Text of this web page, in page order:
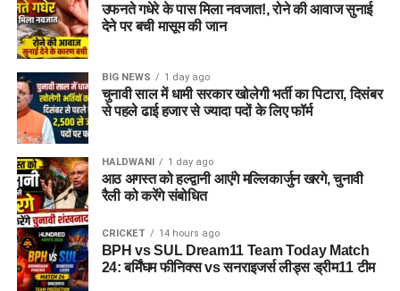
उफनते गधेरे के पास मिला नवजात!, रोने की आवाज सुनाई
देने पर बची मासूम की जान
BIG NEWS 1 day ago
चुनावी साल में धामी सरकार खोलेगी भर्ती का पिटारा, दिसंबर
से पहले ढाई हजार से ज्यादा पदों के लिए फॉर्म
HALDWANI 1 day ago
आठ अगस्त को हल्द्वानी आएंगे मल्लिकार्जुन खरगे, चुनावी
रैली को करेंगे संबोधित
CRICKET 14 hours ago
BPH vs SUL Dream11 Team Today Match
24: बर्मिंघम फीनिक्स vs सनराइजर्स लीड्स ड्रीम11 टीम